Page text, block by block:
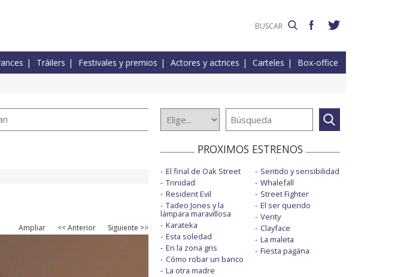
Tráilers Festivales y premios Actores y actrices Carteles Box-office
Ampliar << Anterior Siguiente >>
PROXIMOS ESTRENOS
El final de Oak Street
Trinidad
Resident Evil
Tadeo Jones y la
lámpara maravillosa
Karateka
Esta soledad
En la zona gris
Cómo robar un banco
La otra madre
Sentido y sensibilidad
Whalefall
Street Fighter
El ser querido
Verity
Clayface
La maleta
Fiesta pagäna